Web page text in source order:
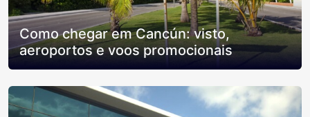
Como chegar em Cancún: visto,
aeroportos e voos promocionais